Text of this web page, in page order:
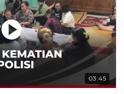
03:45